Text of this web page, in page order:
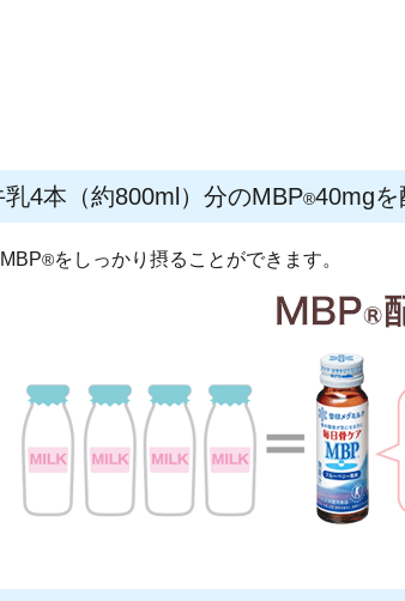
乳4本（約800ml）分のMBP®40mgを
®をしっかり摂ることができます。